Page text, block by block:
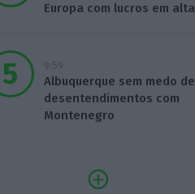
Europa com lucros em alta
9:59
Albuquerque sem medo de
desentendimentos com
Montenegro